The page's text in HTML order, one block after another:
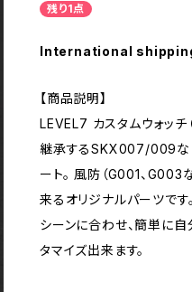
残り1点
International
【商品説明】
LEVEL7 カスタムウォッ
継承するSKX007/009な
ート。 風防（G001、G003
来るオリジナルパーツです。
シーンに合わせ、簡単に
タマイズ出来ます。